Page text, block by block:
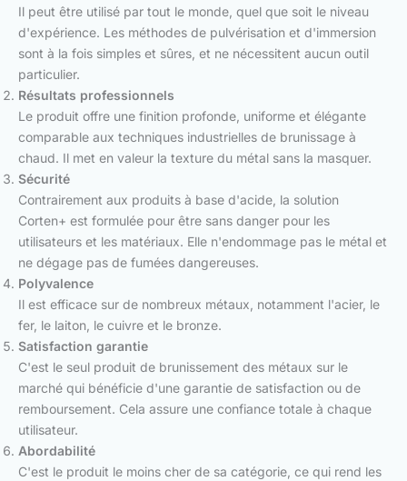
Il peut être utilisé par tout le monde, quel que soit le niveau
d'expérience. Les méthodes de pulvérisation et d'immersion
sont à la fois simples et sûres, et ne nécessitent aucun outil
particulier.
Résultats professionnels
Le produit offre une finition profonde, uniforme et élégante
comparable aux techniques industrielles de brunissage à
chaud. Il met en valeur la texture du métal sans la masquer.
Sécurité
Contrairement aux produits à base d'acide, la solution
Corten+ est formulée pour être sans danger pour les
utilisateurs et les matériaux. Elle n'endommage pas le métal et
ne dégage pas de fumées dangereuses.
Polyvalence
Il est efficace sur de nombreux métaux, notamment l'acier, le
fer, le laiton, le cuivre et le bronze.
Satisfaction garantie
C'est le seul produit de brunissement des métaux sur le
marché qui bénéficie d'une garantie de satisfaction ou de
remboursement. Cela assure une confiance totale à chaque
utilisateur.
Abordabilité
C'est le produit le moins cher de sa catégorie, ce qui rend les